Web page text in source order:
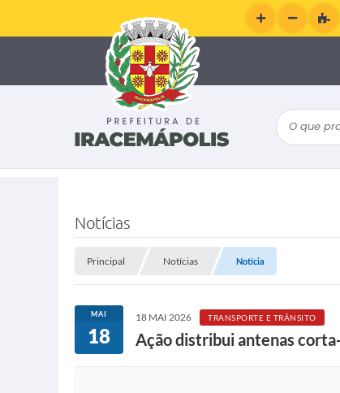
O que
Notícias
Principal Notícias Notícia
MAI
18
18 MAI 2026 TRANSPORTE E TRÂNSITO
Ação distribui antenas